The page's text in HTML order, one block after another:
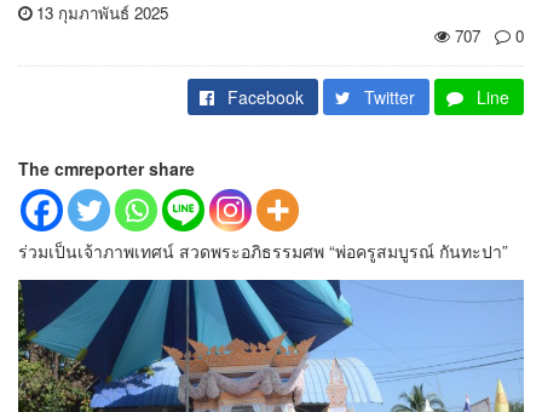
13 กุมภาพันธ์ 2025
707
0
Facebook Twitter Line
The cmreporter share
ร่วมเป็นเจ้าภาพเทศน์ สวดพระอภิธรรมศพ “พ่อครูสมบูรณ์ กันทะปา”